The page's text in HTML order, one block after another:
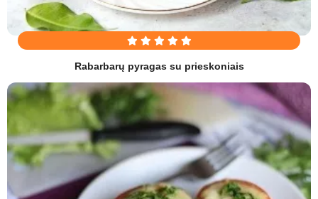
Rabarbarų pyragas su prieskoniais